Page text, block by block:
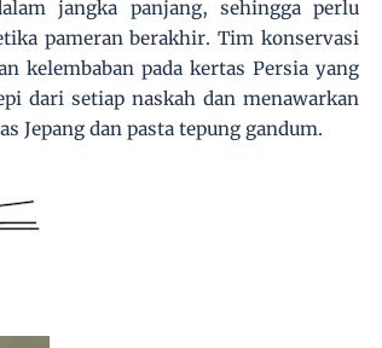
jangka panjang, sehingga perlu
pameran berakhir. Tim konservasi
kelembaban pada kertas Persia yang
dari setiap naskah dan menawarkan
Jepang dan pasta tepung gandum.